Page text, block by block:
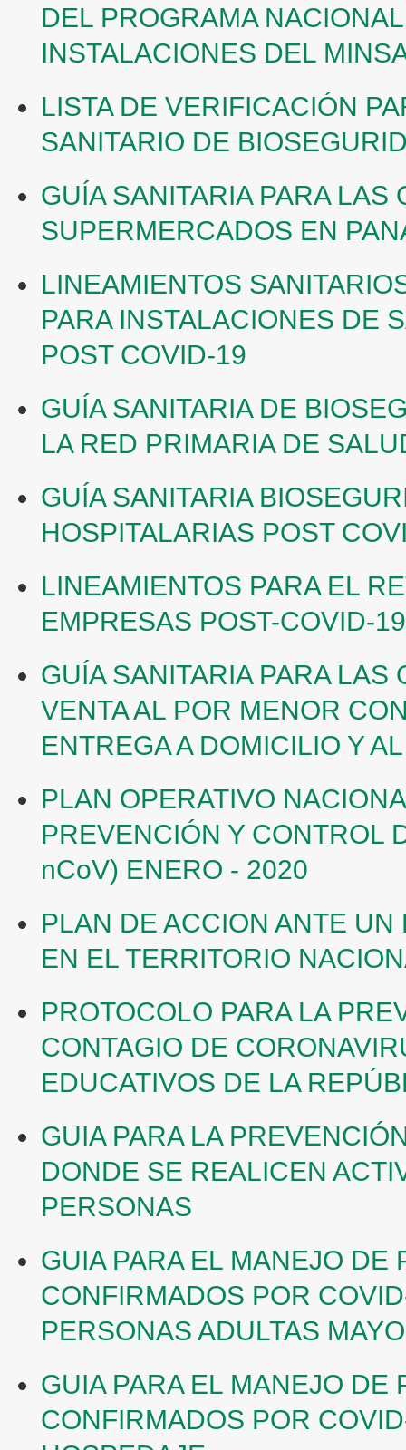
DEL PROGRAMA
INSTALACIONES DEL
LISTA DE VERIFICACIÓN
SANITARIO DE
GUÍA SANITARIA PARA
SUPERMERCADOS EN
LINEAMIENTOS
PARA INSTALACIONES DE
POST COVID-19
GUÍA SANITARIA DE
LA RED PRIMARIA DE
GUÍA SANITARIA
HOSPITALARIAS POST
LINEAMIENTOS PARA EL
EMPRESAS POST-COVID-
GUÍA SANITARIA PARA
VENTA AL POR MENOR
ENTREGA A DOMICILIO Y
PLAN OPERATIVO
PREVENCIÓN Y CONTROL
nCoV) ENERO - 2020
PLAN DE ACCION ANTE
EN EL TERRITORIO
PROTOCOLO PARA LA
CONTAGIO DE
EDUCATIVOS DE LA
GUIA PARA LA
DONDE SE REALICEN
PERSONAS
GUIA PARA EL MANEJO DE
CONFIRMADOS POR
PERSONAS ADULTAS
GUIA PARA EL MANEJO DE
CONFIRMADOS POR